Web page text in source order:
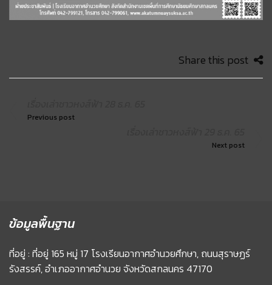
Share this post
Previous post
Next post
ข้อมูลพื้นฐาน
ที่อยู่ : ที่อยู่ 165 หมู่ 17 โรงเรียนอากาศอำนวยศึกษา, ถนนสุราษฏร์
รังสรรค์, อำเภออากาศอำนวย จังหวัดสกลนคร 47170